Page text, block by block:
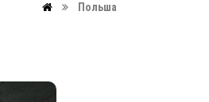
Польша